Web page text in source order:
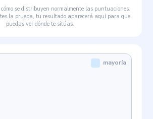
se distribuyen normalmente las puntuaciones.
la prueba, tu resultado aparecerá aquí para que
puedas ver dónde te sitúas.
mayoría